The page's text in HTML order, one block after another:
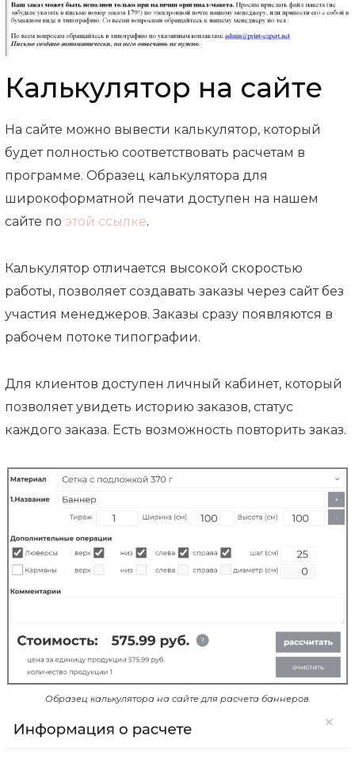
Калькулятор на сайте
На сайте можно вывести калькулятор, который
будет полностью соответствовать расчетам в
программе. Образец калькулятора для
широкоформатной печати доступен на нашем
сайте по этой ссылке.
Калькулятор отличается высокой скоростью
работы, позволяет создавать заказы через сайт без
участия менеджеров. Заказы сразу появляются в
рабочем потоке типографии.
Для клиентов доступен личный кабинет, который
позволяет увидеть историю заказов, статус
каждого заказа. Есть возможность повторить заказ.
Образец калькулятора на сайте для расчета баннеров.